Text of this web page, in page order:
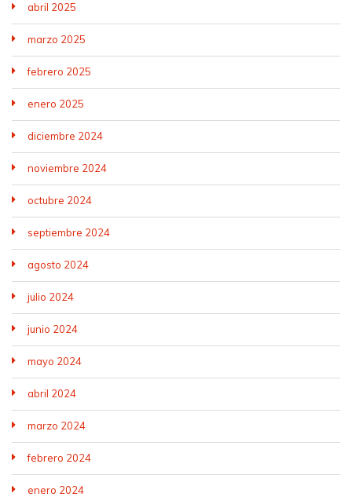
abril 2025
marzo 2025
febrero 2025
enero 2025
diciembre 2024
noviembre 2024
octubre 2024
septiembre 2024
agosto 2024
julio 2024
junio 2024
mayo 2024
abril 2024
marzo 2024
febrero 2024
enero 2024